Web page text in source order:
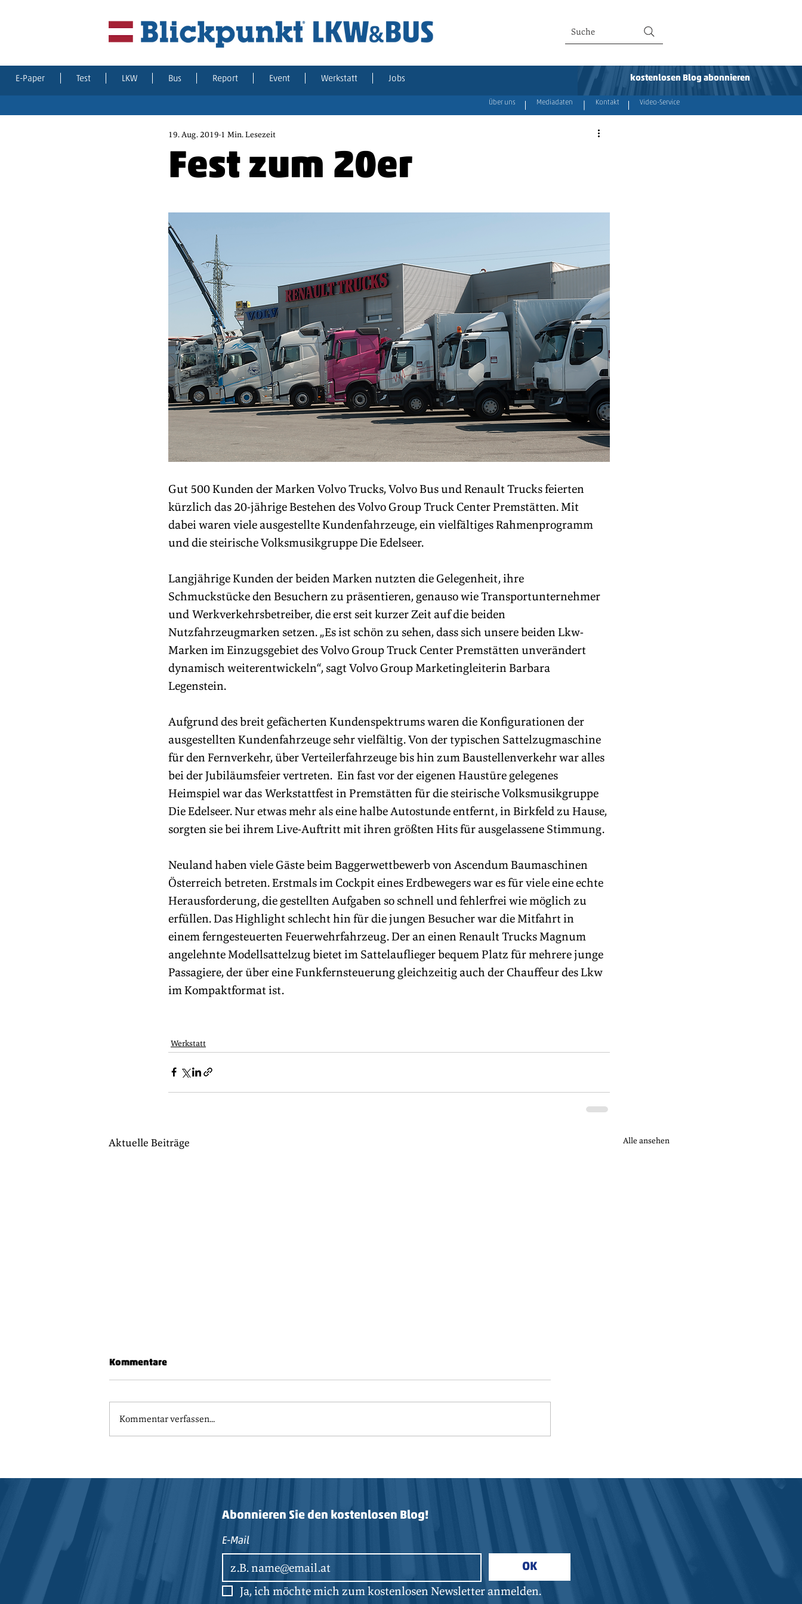
Suche
E-Paper Test LKW Bus Report Event Werkstatt Jobs kostenlosen Blog abonnieren
Fest zum 20er
19. Aug. 2019 1 Min. Lesezeit
Gut 500 Kunden der Marken Volvo Trucks, Volvo Bus und Renault Trucks feierten
kürzlich das 20-jährige Bestehen des Volvo Group Truck Center Premstätten. Mit
dabei waren viele ausgestellte Kundenfahrzeuge, ein vielfältiges Rahmenprogramm
und die steirische Volksmusikgruppe Die Edelseer.
Langjährige Kunden der beiden Marken nutzten die Gelegenheit, ihre
Schmuckstücke den Besuchern zu präsentieren, genauso wie Transportunternehmer
und Werkverkehrsbetreiber, die erst seit kurzer Zeit auf die beiden
Nutzfahrzeugmarken setzen. „Es ist schön zu sehen, dass sich unsere beiden Lkw-
Marken im Einzugsgebiet des Volvo Group Truck Center Premstätten unverändert
dynamisch weiterentwickeln“, sagt Volvo Group Marketingleiterin Barbara
Legenstein.
Aufgrund des breit gefächerten Kundenspektrums waren die Konfigurationen der
ausgestellten Kundenfahrzeuge sehr vielfältig. Von der typischen Sattelzugmaschine
für den Fernverkehr, über Verteilerfahrzeuge bis hin zum Baustellenverkehr war alles
bei der Jubiläumsfeier vertreten.  Ein fast vor der eigenen Haustüre gelegenes
Heimspiel war das Werkstattfest in Premstätten für die steirische Volksmusikgruppe
Die Edelseer. Nur etwas mehr als eine halbe Autostunde entfernt, in Birkfeld zu Hause,
sorgten sie bei ihrem Live-Auftritt mit ihren größten Hits für ausgelassene Stimmung.
Neuland haben viele Gäste beim Baggerwettbewerb von Ascendum Baumaschinen
Österreich betreten. Erstmals im Cockpit eines Erdbewegers war es für viele eine echte
Herausforderung, die gestellten Aufgaben so schnell und fehlerfrei wie möglich zu
erfüllen. Das Highlight schlecht hin für die jungen Besucher war die Mitfahrt in
einem ferngesteuerten Feuerwehrfahrzeug. Der an einen Renault Trucks Magnum
angelehnte Modellsattelzug bietet im Sattelauflieger bequem Platz für mehrere junge
Passagiere, der über eine Funkfernsteuerung gleichzeitig auch der Chauffeur des Lkw
im Kompaktformat ist.
Werkstatt
Aktuelle Beiträge Alle ansehen
Ersatzteil-Logistik
Kommentare
Kommentar verfassen...
Über uns Mediadaten Kontakt Video-Service
Abonnieren Sie den kostenlosen Blog!
E-Mail
OK
Ja, ich möchte mich zum kostenlosen Newsletter anmelden.